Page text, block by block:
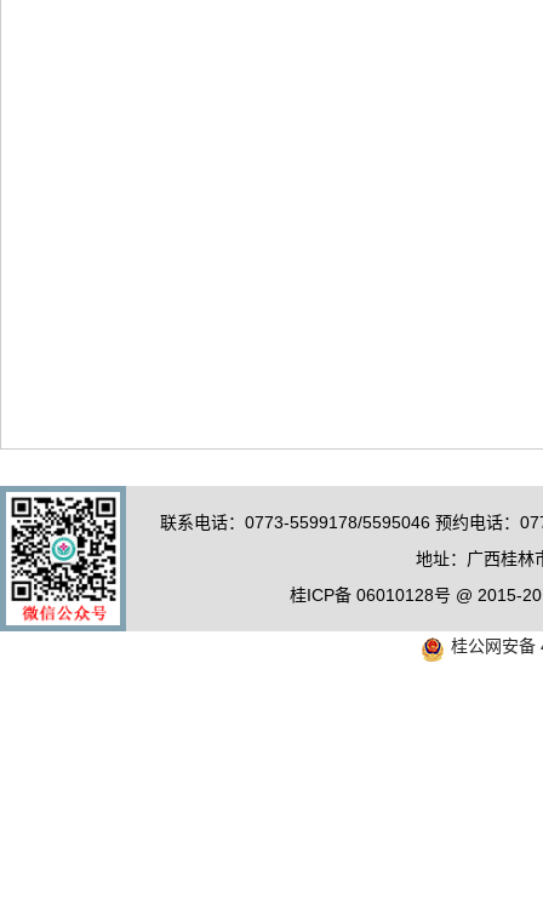
联系电话：0773-5599178/5595046 预约电话：
地址：广西桂林
桂ICP备 06010128号 @ 2015-
桂公网安备